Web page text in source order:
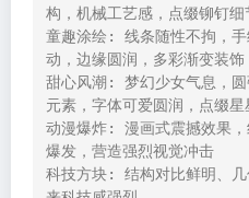
构，机械工艺感，点缀铆钉细
童趣涂绘: 线条随性不拘，手
动，边缘圆润，多彩渐变装饰
甜心风潮: 梦幻少女气息，圆
元素，字体可爱圆润，点缀星
动漫爆炸: 漫画式震撼效果，
爆发，营造强烈视觉冲击
科技方块: 结构对比鲜明、几